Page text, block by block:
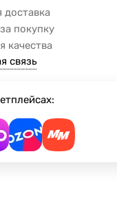
доставка
покупку
качества
связь